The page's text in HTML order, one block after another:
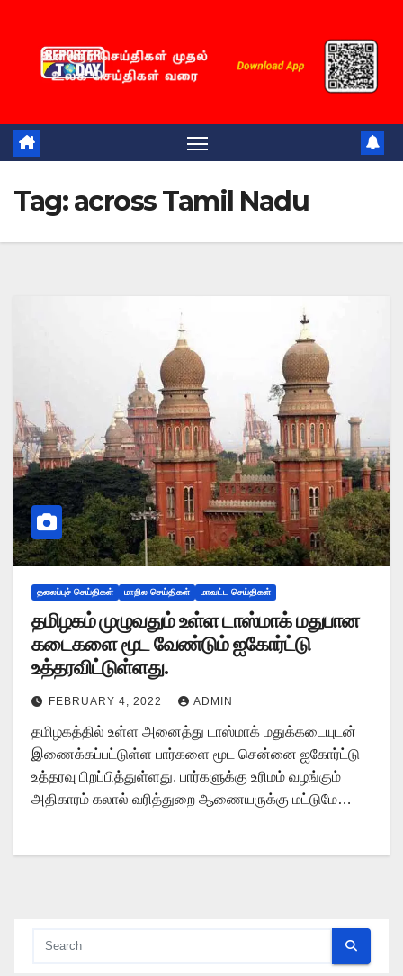
content
Tag:across Tamil Nadu
தலைப்புச் செய்திகள் மாநில செய்திகள் மாவட்ட செய்திகள்
தமிழகம் முழுவதும் உள்ள டாஸ்மாக் மதுபான
கடைகளை மூட வேண்டும் ஐகோர்ட்டு
உத்தரவிட்டுள்ளது.
FEBRUARY 4, 2022 ADMIN
தமிழகத்தில் உள்ள அனைத்து டாஸ்மாக் மதுக்கடையுடன்
இணைக்கப்பட்டுள்ள பார்களை மூட சென்னை ஐகோர்ட்டு
உத்தரவு பிறப்பித்துள்ளது. பார்களுக்கு உரிமம் வழங்கும்
அதிகாரம் கலால் வரித்துறை ஆணையருக்கு மட்டுமே…